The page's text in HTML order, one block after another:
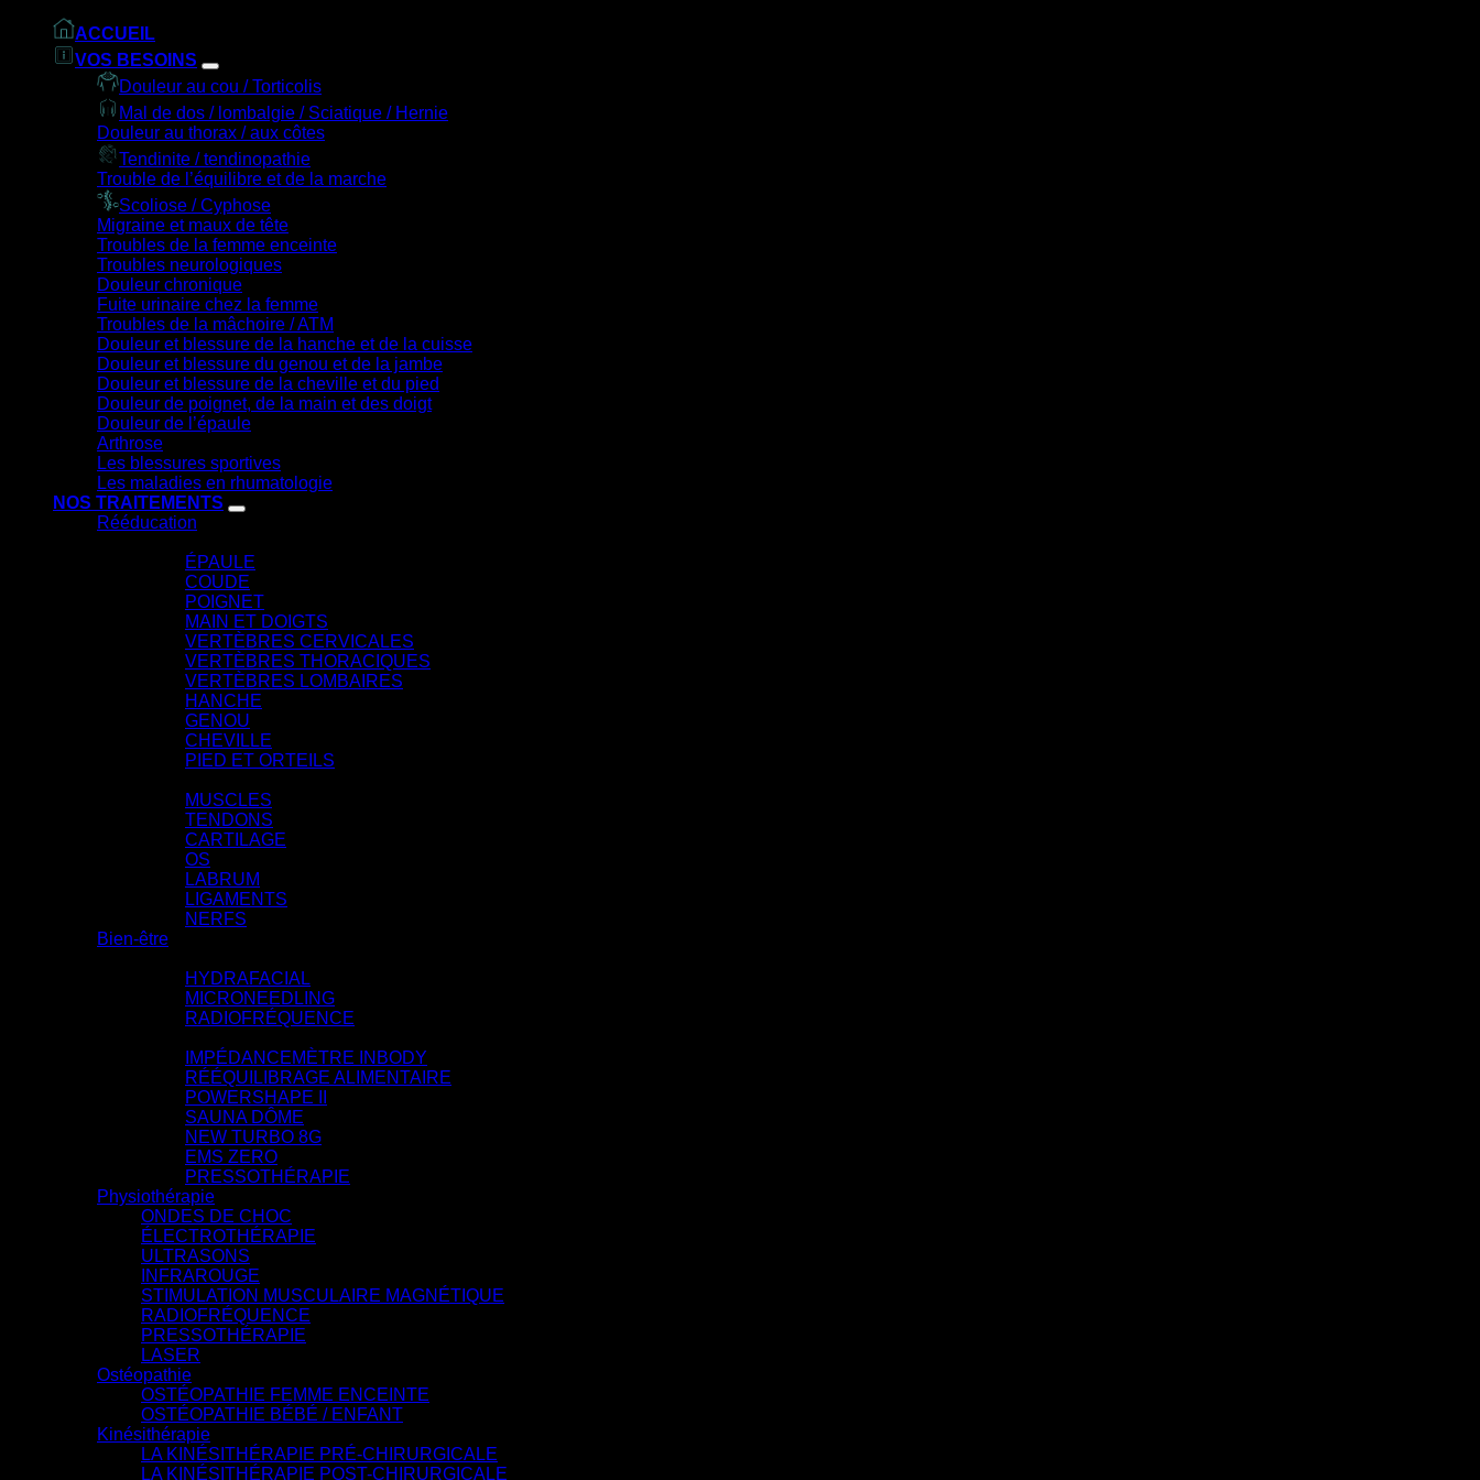
ACCUEIL
VOS BESOINS
Douleur au cou / Torticolis
Mal de dos / lombalgie / Sciatique / Hernie
Douleur au thorax / aux côtes
Tendinite / tendinopathie
Trouble de l’équilibre et de la marche
Scoliose / Cyphose
Migraine et maux de tête
Troubles de la femme enceinte
Troubles neurologiques
Douleur chronique
Fuite urinaire chez la femme
Troubles de la mâchoire / ATM
Douleur et blessure de la hanche et de la cuisse
Douleur et blessure du genou et de la jambe
Douleur et blessure de la cheville et du pied
Douleur de poignet, de la main et des doigt
Douleur de l’épaule
Arthrose
Les blessures sportives
Les maladies en rhumatologie
NOS TRAITEMENTS
Rééducation
ÉPAULE
COUDE
POIGNET
MAIN ET DOIGTS
VERTÈBRES CERVICALES
VERTÈBRES THORACIQUES
VERTÈBRES LOMBAIRES
HANCHE
GENOU
CHEVILLE
PIED ET ORTEILS
MUSCLES
TENDONS
CARTILAGE
OS
LABRUM
LIGAMENTS
NERFS
Bien-être
HYDRAFACIAL
MICRONEEDLING
RADIOFRÉQUENCE
IMPÉDANCEMÈTRE INBODY
RÉÉQUILIBRAGE ALIMENTAIRE
POWERSHAPE II
SAUNA DÔME
NEW TURBO 8G
EMS ZERO
PRESSOTHÉRAPIE
Physiothérapie
ONDES DE CHOC
ÉLECTROTHÉRAPIE
ULTRASONS
INFRAROUGE
STIMULATION MUSCULAIRE MAGNÉTIQUE
RADIOFRÉQUENCE
PRESSOTHÉRAPIE
LASER
Ostéopathie
OSTÉOPATHIE FEMME ENCEINTE
OSTÉOPATHIE BÉBÉ / ENFANT
Kinésithérapie
LA KINÉSITHÉRAPIE PRÉ-CHIRURGICALE
LA KINÉSITHÉRAPIE POST-CHIRURGICALE